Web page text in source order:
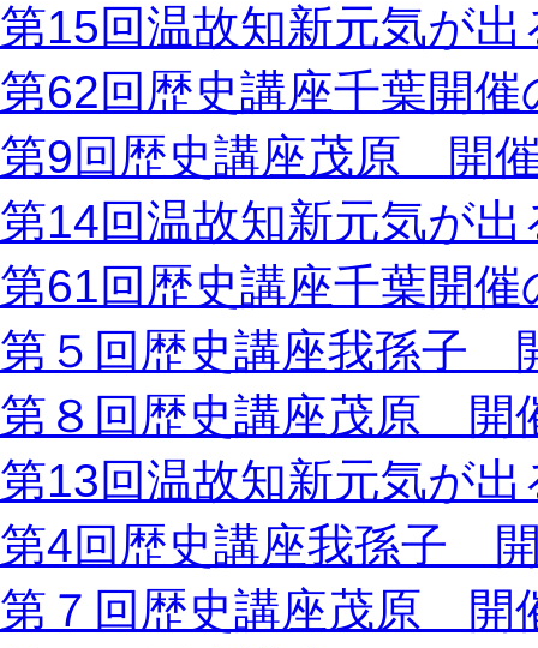
第15回温故知新元気が
第62回歴史講座千葉開催
第9回歴史講座茂原 開
第14回温故知新元気が
第61回歴史講座千葉開催
第５回歴史講座我孫子
第８回歴史講座茂原 開
第13回温故知新元気が
第4回歴史講座我孫子
第７回歴史講座茂原 開